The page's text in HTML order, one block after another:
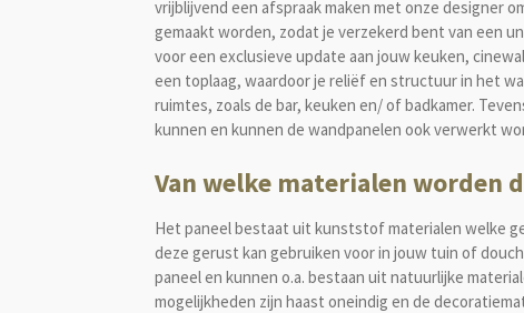
vrijblijvend een afspraak maken met onze designer
gemaakt worden, zodat je verzekerd bent van een
voor een exclusieve update aan jouw keuken,
een toplaag, waardoor je reliëf en structuur in het
ruimtes, zoals de bar, keuken en/ of badkamer.
kunnen en kunnen de wandpanelen ook verwerkt
Van welke materialen worden
Het paneel bestaat uit kunststof materialen welke
deze gerust kan gebruiken voor in jouw tuin of
paneel en kunnen o.a. bestaan uit natuurlijke
mogelijkheden zijn haast oneindig en de